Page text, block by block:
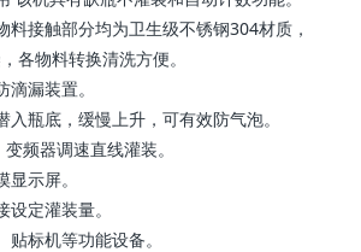
料接触部分均为卫生级不锈钢304材质，
各物料转换清洗方便。
漏装置。
入瓶底，缓慢上升，可有效防气泡。
频器调速直线灌装。
示屏。
定灌装量。
标机等功能设备。